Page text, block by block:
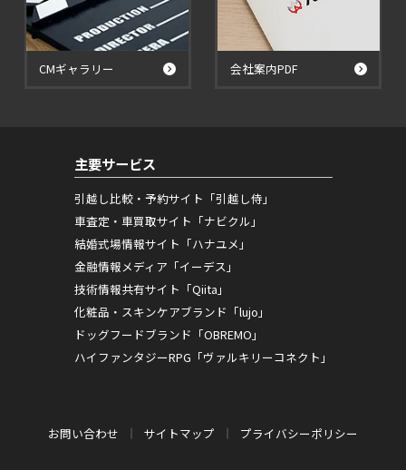
CMギャラリー 会社案内PDF
主要サービス
引越し比較・予約サイト「引越し侍」
車査定・車買取サイト「ナビクル」
結婚式場情報サイト「ハナユメ」
金融情報メディア「イーデス」
技術情報共有サイト「Qiita」
化粧品・スキンケアブランド「lujo」
ドッグフードブランド「OBREMO」
ハイファンタジーRPG「ヴァルキリーコネクト」
お問い合わせ サイトマップ プライバシーポリシー